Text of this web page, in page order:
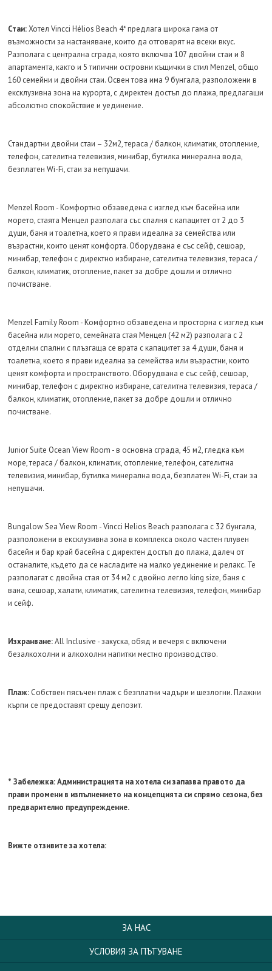
Стаи:Хотел Vincci Hélios Beach 4* предлага широка гама от
възможности за настаняване, които да отговарят на всеки вкус.
Разполага с централна сграда, която включва 107 двойни стаи и 8
апартамента, както и 5 типични островни къщички в стил Menzel, общо
160 семейни и двойни стаи. Освен това има 9 бунгала, разположени в
ексклузивна зона на курорта, с директен достъп до плажа, предлагащи
абсолютно спокойствие и уединение.
Стандартни двойни стаи – 32м2, тераса / балкон, климатик, отопление,
телефон, сателитна телевизия, минибар, бутилка минерална вода,
безплатен Wi-Fi, стаи за непушачи.
Menzel Room - Комфортно обзаведена с изглед към басейна или
морето, стаята Менцел разполага със спалня с капацитет от 2 до 3
души, баня и тоалетна, което я прави идеална за семейства или
възрастни, които ценят комфорта. Оборудвана е със сейф, сешоар,
минибар, телефон с директно избиране, сателитна телевизия, тераса /
балкон, климатик, отопление, пакет за добре дошли и отлично
почистване.
Menzel Family Room - Комфортно обзаведена и просторна с изглед към
басейна или морето, семейната стая Менцел (42 м2) разполага с 2
отделни спални с плъзгаща се врата с капацитет за 4 души, баня и
тоалетна, което я прави идеална за семейства или възрастни, които
ценят комфорта и пространството. Оборудвана е със сейф, сешоар,
минибар, телефон с директно избиране, сателитна телевизия, тераса /
балкон, климатик, отопление, пакет за добре дошли и отлично
почистване.
Junior Suite Ocean View Room - в основна сграда, 45 м2, гледка към
море, тераса / балкон, климатик, отопление, телефон, сателитна
телевизия, минибар, бутилка минерална вода, безплатен Wi-Fi, стаи за
непушачи.
Bungalow Sea View Room - Vincci Helios Beach разполага с 32 бунгала,
разположени в ексклузивна зона в комплекса около частен плувен
басейн и бар край басейна с директен достъп до плажа, далеч от
останалите, където да се насладите на малко уединение и релакс. Те
разполагат с двойна стая от 34 м2 с двойно легло king size, баня с
вана, сешоар, халати, климатик, сателитна телевизия, телефон, минибар
и сейф.
Изхранване:All Inclusive - закуска, обяд и вечеря с включени
безалкохолни и алкохолни напитки местно производство.
Плаж: Собствен пясъчен плаж с безплатни чадъри и шезлогни. Плажни
кърпи се предоставят срещу депозит.
* Забележка: Администрацията на хотела си запазва правото да
прави промени в изпълнението на концепцията си спрямо сезона, без
предварително предупреждение.
Вижте отзивите за хотела:
ЗА НАС
УСЛОВИЯ ЗА ПЪТУВАНЕ